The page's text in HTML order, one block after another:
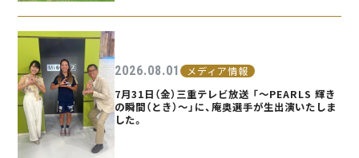
2026.08.01 メディア情報
7月31日（金）三重テレビ放送 「〜PEARLS 輝き
の瞬間（とき）〜」に、庵奥選手が生出演いたしま
した。